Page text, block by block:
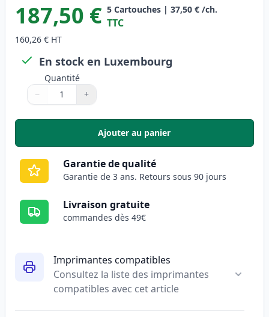
Imprimantes compatibles
Consultez la liste des imprimantes
compatibles avec cet article
187,50 € 5 Cartouches | 37,50 € /ch.
TTC
160,26 € HT
En stock en Luxembourg
Quantité
Quantité
Utilisez les boutons pour ajuster
− +
Quantité
Ajouter au panier
,Pack de 5 HP 79A (CF279A)
Garantie de qualité
Garantie de 3 ans. Retours sous 90 jours
Livraison gratuite
commandes dès 49€